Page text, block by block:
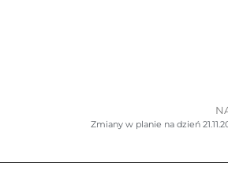
Zmiany w planie na dzień